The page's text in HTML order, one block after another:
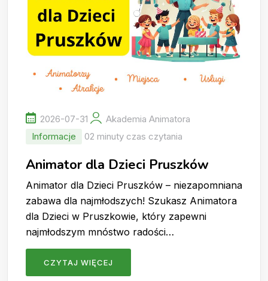
2026-07-31
Akademia Animatora
Informacje
02 minuty czas czytania
Animator dla Dzieci Pruszków
Animator dla Dzieci Pruszków – niezapomniana
zabawa dla najmłodszych! Szukasz Animatora
dla Dzieci w Pruszkowie, który zapewni
najmłodszym mnóstwo radości…
CZYTAJ WIĘCEJ